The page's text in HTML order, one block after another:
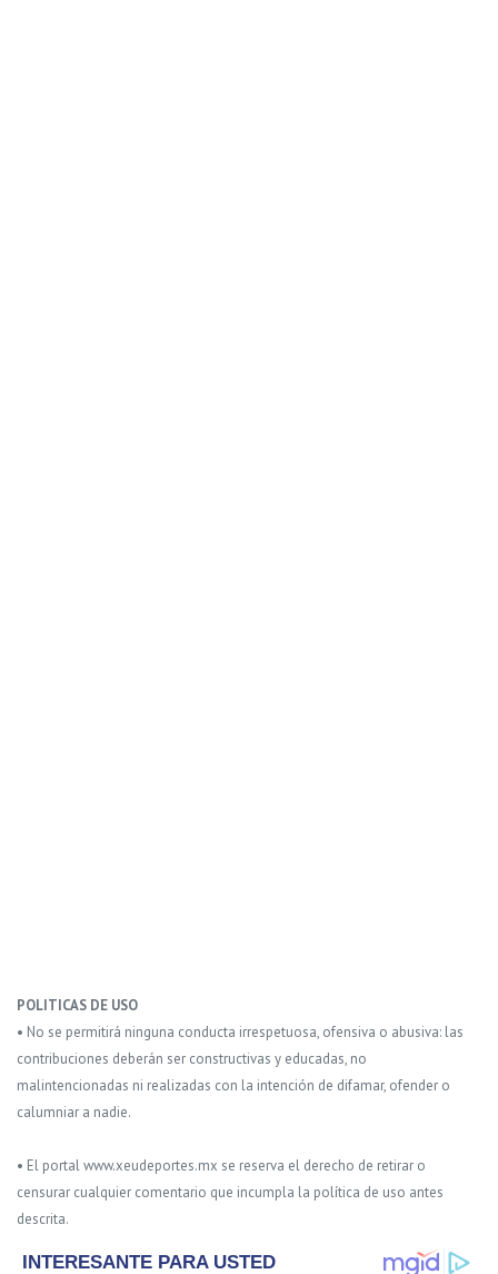
POLITICAS DE USO
• No se permitirá ninguna conducta irrespetuosa, ofensiva o abusiva: las
contribuciones deberán ser constructivas y educadas, no
malintencionadas ni realizadas con la intención de difamar, ofender o
calumniar a nadie.
• El portal www.xeudeportes.mx se reserva el derecho de retirar o
censurar cualquier comentario que incumpla la política de uso antes
descrita.